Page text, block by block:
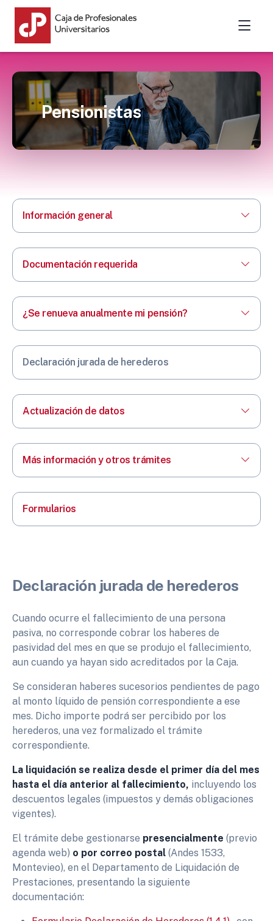
Pensionistas
Información general
Documentación requerida
¿Se renueva anualmente mi pensión?
Declaración jurada de herederos
Actualización de datos
Más información y otros trámites
Formularios
Declaración jurada de herederos
Cuando ocurre el fallecimiento de una persona
pasiva, no corresponde cobrar los haberes de
pasividad del mes en que se produjo el fallecimiento,
aun cuando ya hayan sido acreditados por la Caja.
Se consideran haberes sucesorios pendientes de pago
al monto líquido de pensión correspondiente a ese
mes. Dicho importe podrá ser percibido por los
herederos, una vez formalizado el trámite
correspondiente.
La liquidación se realiza desde el primer día del mes
hasta el día anterior al fallecimiento, incluyendo los
descuentos legales (impuestos y demás obligaciones
vigentes).
El trámite debe gestionarse presencialmente (previo
agenda web) o por correo postal (Andes 1533,
Montevieo), en el Departamento de Liquidación de
Prestaciones, presentando la siguiente
documentación:​​​